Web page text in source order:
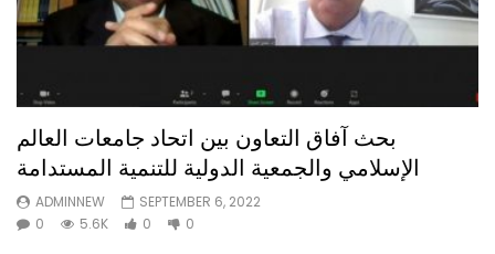
بحث آفاق التعاون بين اتحاد جامعات العالم
الإسلامي والجمعية الدولية للتنمية المستدامة
ADMINNEW
SEPTEMBER 6, 2022
0
5.6K 0 0